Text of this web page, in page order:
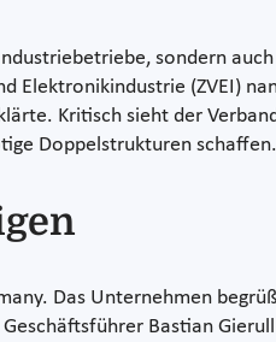
sondern
(ZVEI)
Kritisch sieht der
Doppelstrukturen schaffen.
Das Unternehmen
Bastian